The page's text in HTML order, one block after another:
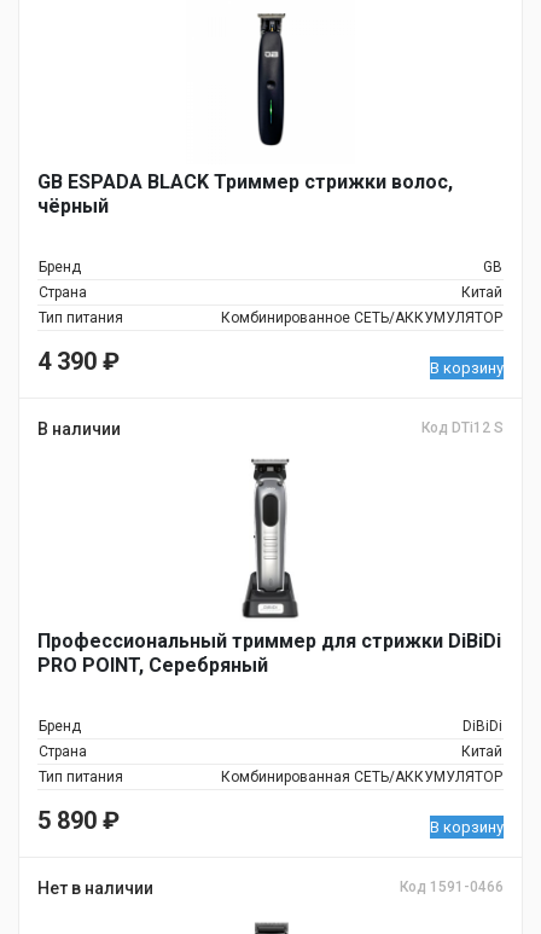
GB ESPADA BLACK Триммер стрижки волос,
чёрный
Бренд
GB
Страна
Китай
Тип питания
Комбинированное СЕТЬ/АККУМУЛЯТОР
4 390 ₽ В корзину
В наличии Код DTi12 S
Профессиональный триммер для стрижки DiBiDi
PRO POINT, Серебряный
Бренд
DiBiDi
Страна
Китай
Тип питания
Комбинированная СЕТЬ/АККУМУЛЯТОР
5 890 ₽ В корзину
Нет в наличии Код 1591-0466